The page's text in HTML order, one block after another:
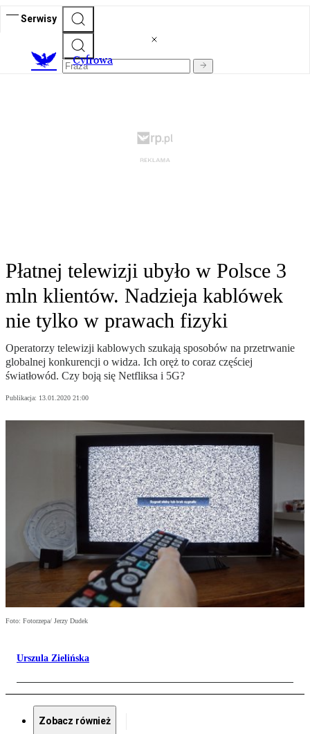
Serwisy
Cyfrowa
Płatnej telewizji ubyło w Polsce 3
mln klientów. Nadzieja kablówek
nie tylko w prawach fizyki
Operatorzy telewizji kablowych szukają sposobów na przetrwanie
globalnej konkurencji o widza. Ich oręż to coraz częściej
światłowód. Czy boją się Netfliksa i 5G?
Publikacja: 13.01.2020 21:00
Foto: Fotorzepa/ Jerzy Dudek
Urszula Zielińska
Zobacz również